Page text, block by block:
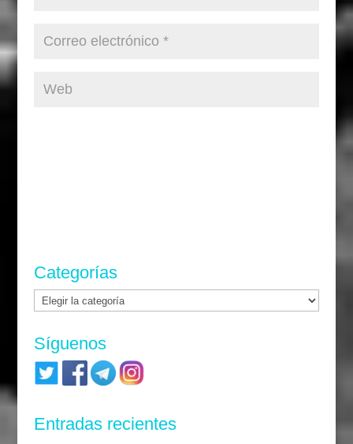
Categorías
Categorías
Síguenos
Entradas recientes